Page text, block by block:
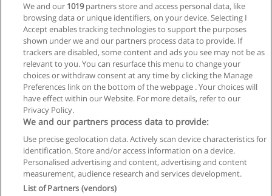
Privacidad de datos
Contactar con Educaedu
Copyright © Educaedu Business S.L. - CIF : B-95610580: -
We and our 1019partners store and access personal data, like
browsing data or unique identifiers, on your device. Selecting I
Accept enables tracking technologies to support the purposes
shown under we and our partners process data to provide. If
trackers are disabled, some content and ads you see may not be as
relevant to you. You can resurface this menu to change your
choices or withdraw consent at any time by clicking the Manage
Preferences link on the bottom of the webpage . Your choices will
have effect within our Website. For more details, refer to our
Privacy Policy.
We and our partners process data to provide:
Use precise geolocation data. Actively scan device characteristics for
identification. Store and/or access information on a device.
Personalised advertising and content, advertising and content
measurement, audience research and services development.
List of Partners (vendors)